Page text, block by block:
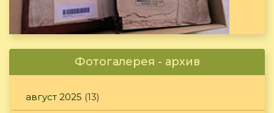
Фотогалерея - архив
август 2025 (13)